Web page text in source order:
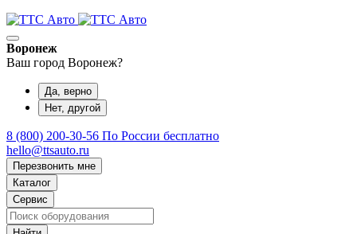
Воронеж
Ваш город Воронеж?
Да, верно
Нет, другой
8 (800) 200-30-56 По России бесплатно
hello@ttsauto.ru
Перезвонить мне
Каталог
Сервис